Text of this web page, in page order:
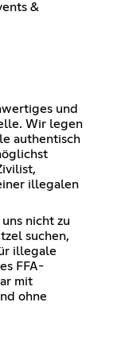
&
und
Wir legen
authentisch
illegalen
nicht zu
suchen,
illegale
FFA-
mit
ohne